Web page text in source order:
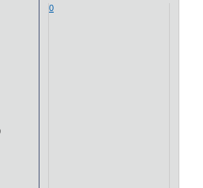
0